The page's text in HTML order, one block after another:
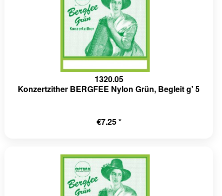
1320.05
Konzertzither BERGFEE Nylon Grün, Begleit g' 5
€7.25 *